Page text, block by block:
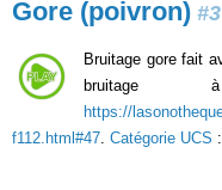
Gore (poivron) #3
Bruitage gore fait
https://
f112.html#47. Catégorie UCS :